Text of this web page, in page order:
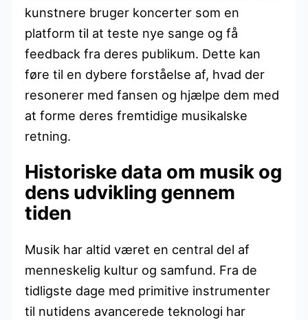
kunstnere bruger koncerter som en
platform til at teste nye sange og få
feedback fra deres publikum. Dette kan
føre til en dybere forståelse af, hvad der
resonerer med fansen og hjælpe dem med
at forme deres fremtidige musikalske
retning.
Historiske data om musik og
dens udvikling gennem
tiden
Musik har altid været en central del af
menneskelig kultur og samfund. Fra de
tidligste dage med primitive instrumenter
til nutidens avancerede teknologi har